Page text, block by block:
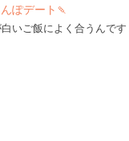
ぽデート🍡
いご飯によく合うんで